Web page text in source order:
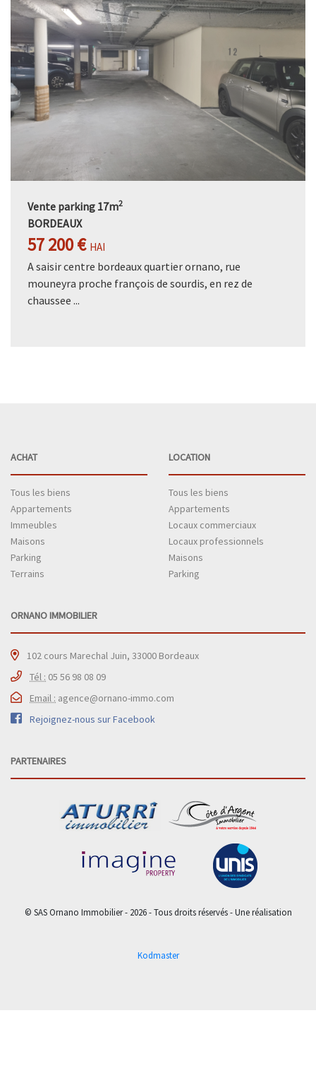
Vente parking 17m2
BORDEAUX
57 200 € HAI
A saisir centre bordeaux quartier ornano, rue
mouneyra proche françois de sourdis, en rez de
chaussee ...
ACHAT
Tous les biens
Appartements
Immeubles
Maisons
Parking
Terrains
LOCATION
Tous les biens
Appartements
Locaux commerciaux
Locaux professionnels
Maisons
Parking
ORNANO IMMOBILIER
102 cours Marechal Juin, 33000 Bordeaux
Tél : 05 56 98 08 09
Email : agence@ornano-immo.com
Rejoignez-nous sur Facebook
PARTENAIRES
© SAS Ornano Immobilier - 2026 - Tous droits réservés - Une réalisation
Kodmaster